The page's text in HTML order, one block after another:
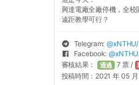
興達電廠全廠停機，全校
遠距教學可行？
Telegram: @xNTHU
Facebook: @
審核結果： 通過 7票 /
投稿時間： 2021 年 05